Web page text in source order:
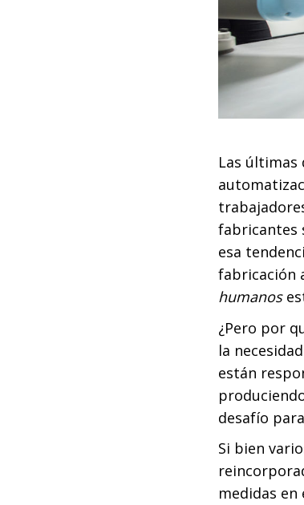
Las últimas
fabricantes
esa
fabricación
humanos
¿Pero por
la
están
desafío
Si bien
medidas en